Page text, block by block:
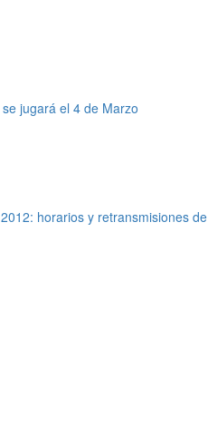
jugará el 4 de Marzo
horarios y retransmisiones